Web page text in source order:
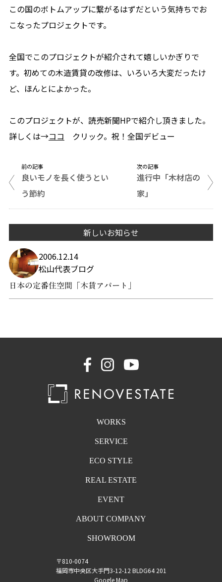
この国のボトムアップに繋がるはずだという気持ちでお
こなったプロジェクトです。
全国でこのプロジェクトが紹介されて嬉しいかぎりで
す。初めての木造賃貸の改修は、いろいろ大変だったけ
ど、ほんとによかった。
このプロジェクトが、読売新聞HPで紹介し頂きました。
詳しくは→ココ クリック。祝！全国デビュー
前の記事
良いモノを長く使うとい
う節約
次の記事
進行中「木材店の
家」
新しいお知らせ
2006.12.14
松山代表ブログ
日本の定番住空間「木賃アパート」
WORKS
SERVICE
ECO STYLE
REAL ESTATE
EVENT
ABOUT COMPANY
SHOWROOM
〒810-0074
福岡市中央区大手門3-12-12 BLDG64 201
Google Map